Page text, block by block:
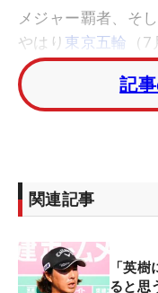
メジャー覇者、そ
やはり 東京五輪 （
リー倶楽部 東コー
る。また日程を考
獲得後、初めての
なるか分からない
うえで、「順位的
こを目標に頑張り
記
関連記事
「英
ると思